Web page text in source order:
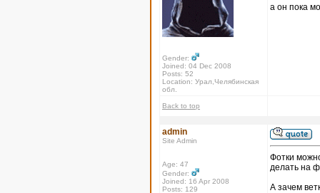
Gender:
Joined: 04 Dec 2008
Posts: 52
Location: Урал,Челябинская
обл.
а он пока
Back to top
admin
Site Admin
Age: 47
Gender:
Joined: 16 Apr 2008
Posts: 129
Фотки
делать на
А зачем